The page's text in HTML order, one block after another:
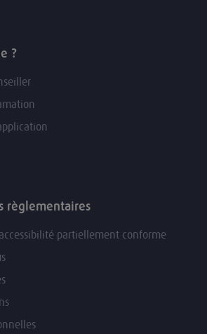
?
règlementaires
partiellement conforme